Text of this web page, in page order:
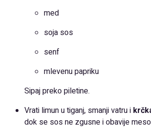
med
soja sos
senf
mlevenu papriku
Sipaj preko piletine.
Vrati limun u tiganj, smanji vatru i
dok se sos ne zgusne i obavije